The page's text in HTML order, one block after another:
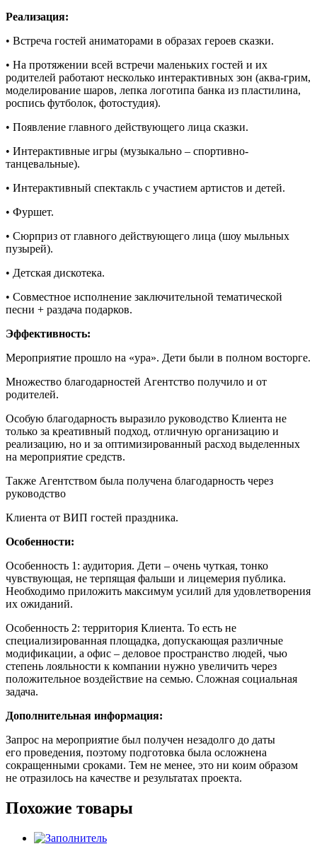
Реализация:
• Встреча гостей аниматорами в образах героев сказки.
• На протяжении всей встречи маленьких гостей и их
родителей работают несколько интерактивных зон (аква-грим,
моделирование шаров, лепка логотипа банка из пластилина,
роспись футболок, фотостудия).
• Появление главного действующего лица сказки.
• Интерактивные игры (музыкально – спортивно-
танцевальные).
• Интерактивный спектакль с участием артистов и детей.
• Фуршет.
• Сюрприз от главного действующего лица (шоу мыльных
пузырей).
• Детская дискотека.
• Совместное исполнение заключительной тематической
песни + раздача подарков.
Эффективность:
Мероприятие прошло на «ура». Дети были в полном восторге.
Множество благодарностей Агентство получило и от
родителей.
Особую благодарность выразило руководство Клиента не
только за креативный подход, отличную организацию и
реализацию, но и за оптимизированный расход выделенных
на мероприятие средств.
Также Агентством была получена благодарность через
руководство
Клиента от ВИП гостей праздника.
Особенности:
Особенность 1: аудитория. Дети – очень чуткая, тонко
чувствующая, не терпящая фальши и лицемерия публика.
Необходимо приложить максимум усилий для удовлетворения
их ожиданий.
Особенность 2: территория Клиента. То есть не
специализированная площадка, допускающая различные
модификации, а офис – деловое пространство людей, чью
степень лояльности к компании нужно увеличить через
положительное воздействие на семью. Сложная социальная
задача.
Дополнительная информация:
Запрос на мероприятие был получен незадолго до даты
его проведения, поэтому подготовка была осложнена
сокращенными сроками. Тем не менее, это ни коим образом
не отразилось на качестве и результатах проекта.
Похожие товары